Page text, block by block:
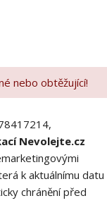
nebo obtěžující!
Nevolejte.cz
k aktuálnímu datu
chránění před